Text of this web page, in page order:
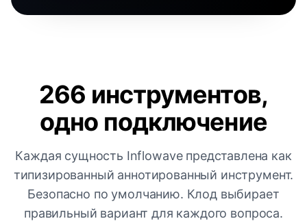
266 инструментов,
одно подключение
Каждая сущность Inflowave представлена ​​как
типизированный аннотированный инструмент.
Безопасно по умолчанию. Клод выбирает
правильный вариант для каждого вопроса.